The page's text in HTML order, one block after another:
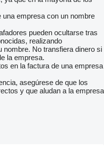
una empresa con un nombre
pueden ocultarse tras
realizando
No transfiera dinero si
la empresa.
en la factura de una empresa
asegúrese de que los
y que aludan a la empresa